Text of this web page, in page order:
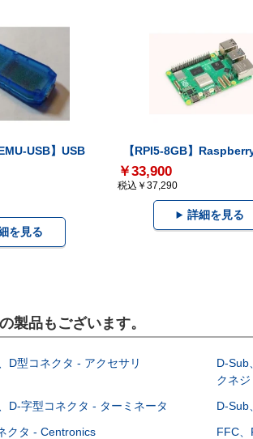
USB】USB
を見る
【RPI5-8GB】
￥33,900
税込￥37,290
詳細を見る
製品もございます。
D型コネクタ - アクセサリ
D-Sub
クネジ
D-字型コネクタ - ターミネータ D-Sub
クタ - Centronics FFC